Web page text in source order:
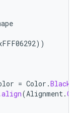
))
= Color .Black
align(Alignment.